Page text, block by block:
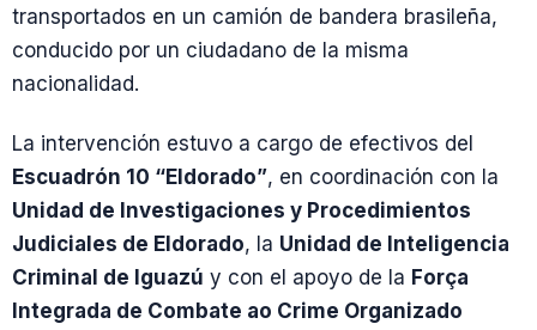
transportados en un camión de bandera brasileña,
conducido por un ciudadano de la misma
nacionalidad.
La intervención estuvo a cargo de efectivos del
Escuadrón 10 “Eldorado”, en coordinación con la
Unidad de Investigaciones y Procedimientos
Judiciales de Eldorado, la Unidad de Inteligencia
Criminal de Iguazú y con el apoyo de la Força
Integrada de Combate ao Crime Organizado